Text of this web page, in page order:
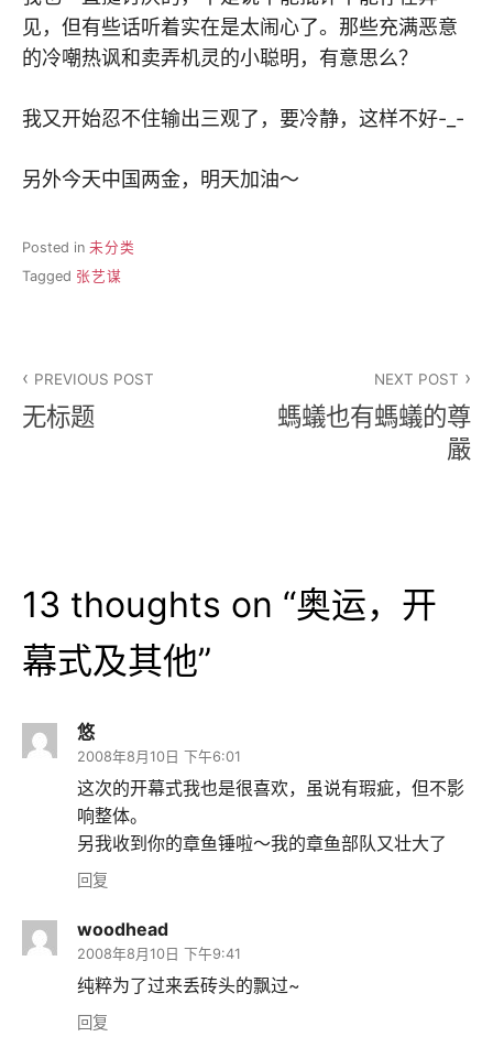
见，但有些话听着实在是太闹心了。那些充满恶意
的冷嘲热讽和卖弄机灵的小聪明，有意思么？
我又开始忍不住输出三观了，要冷静，这样不好-_-
另外今天中国两金，明天加油～
Posted in 未分类
Tagged 张艺谋
章
PREVIOUS POST
无标题
NEXT POST
螞蟻也有螞蟻的尊
嚴
13 thoughts on “奥运，开
幕式及其他”
悠
2008年8月10日 下午6:01
这次的开幕式我也是很喜欢，虽说有瑕疵，但不影
响整体。
另我收到你的章鱼锤啦～我的章鱼部队又壮大了
回复
woodhead
2008年8月10日 下午9:41
纯粹为了过来丢砖头的飘过~
回复